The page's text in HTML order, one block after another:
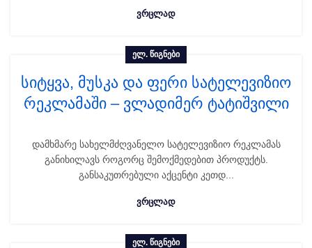
ᲕᲠᲪᲚᲐᲓ
ᲔᲚ. ᲬᲘᲒᲜᲔᲑᲘ
სიტყვა, მუსკა და ფერი სატელევიზიო
რეკლამაში – ვლადიმერ ტატიშვილი
დამხმარე სახელმძღვანელო სატელევიზიო რეკლამას
განიხილავს როგორც შემოქმედებით პროდუქტს.
განსაკუთრებული აქცენტი კეთდ...
ᲕᲠᲪᲚᲐᲓ
ᲔᲚ. ᲬᲘᲒᲜᲔᲑᲘ